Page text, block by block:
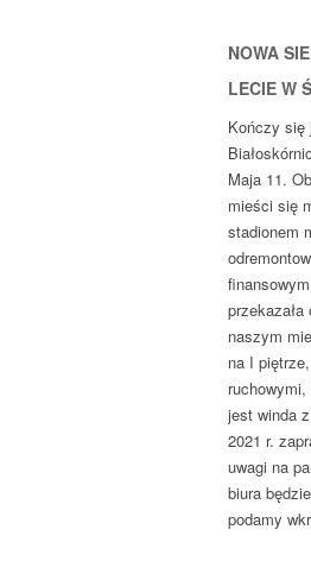
NOWA
LECIE W
Kończy się
Maja 11.
mieści się
stadionem
naszym
na I
jest winda
2021 r.
uwagi na
biura
podamy